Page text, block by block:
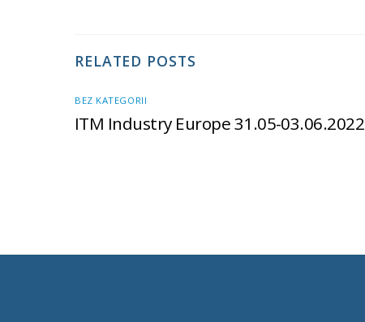
RELATED POSTS
BEZ KATEGORII
ITM Industry Europe 31.05-03.06.2022